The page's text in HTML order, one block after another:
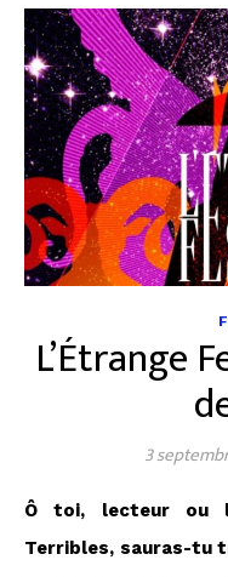
L’Étrange
3
Ô toi, lecteur ou lectrice assidu.e des Écrans
Terribles, sauras-tu